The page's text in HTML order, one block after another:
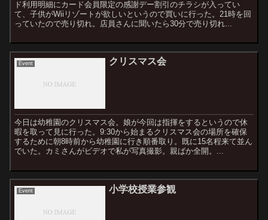
ド利用明細にカード会員限定の感謝デー割引のチラシが入ってい
て、子供がWiiリゾートが欲しいというので買いに行った。21時を回
っていたので売り切れ。店員さんに聞いたら30分で売り切れ...
Event クリスマス会
今日は幼稚園のクリスマス会。娘が今回は指揮をするというので休
暇を取って見に行った。9:30から始まるクリスマス会の場所を確保
するために朝8時前から幼稚園に行き順番取り。既に15名程来て並ん
でいた。カミさんがビデオで私が写真撮影。親ばか全開。...
Event 小学校授業参観